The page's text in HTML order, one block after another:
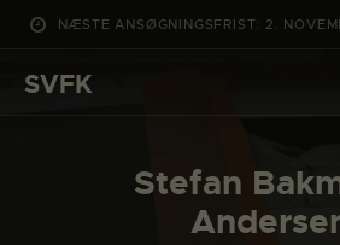
NÆSTE ANSØGNINGSFRIST: 2.
SVFK
Stefan
DET SKER
PROJEKTER